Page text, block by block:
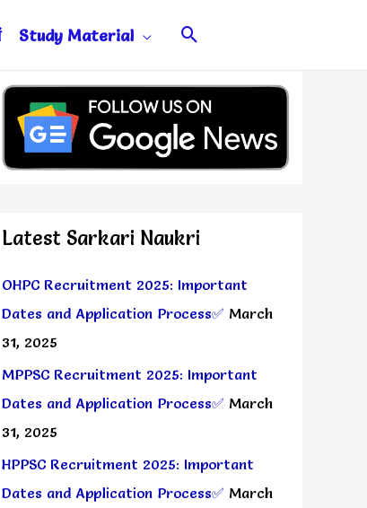
Study Material Search
Latest Sarkari Naukri
OHPC Recruitment 2025: Important
Dates and Application Process✅ March
31, 2025
MPPSC Recruitment 2025: Important
Dates and Application Process✅ March
31, 2025
HPPSC Recruitment 2025: Important
Dates and Application Process✅ March